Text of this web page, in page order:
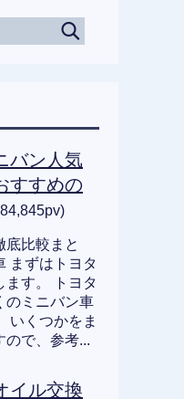
バン人気
すすめの
底比較まと
まずはトヨタ
ます。 トヨタ
のミニバン車
いくつかをま
ので、参考...
イル交換